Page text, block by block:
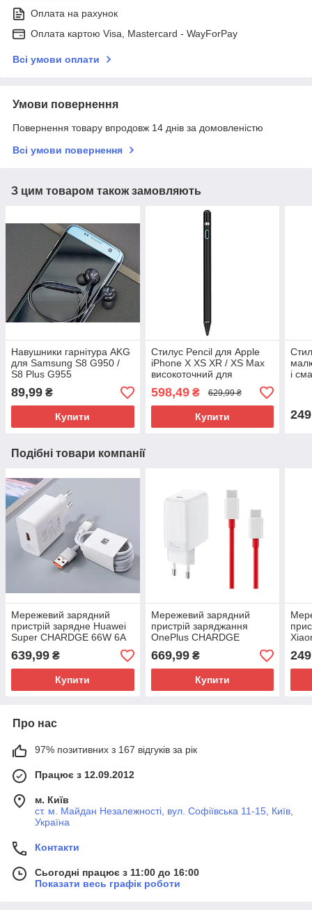
Оплата на рахунок
Оплата картою Visa, Mastercard - WayForPay
Всі умови оплати
Умови повернення
Повернення товару впродовж 14 днів за домовленістю
Всі умови повернення
З цим товаром також замовляють
Навушники гарнітура AKG
для Samsung S8 G950 /
S8 Plus G955
89,99 ₴
Купити
Стилус Pencil для Apple
iPhone X XS XR / XS Max
високоточний для
малювання
598,49₴ 629,99 ₴
Купити
і
Подібні товари компанії
Мережевий зарядний
пристрій зарядне Huawei
Super CHARDGE 66W 6A
639,99 ₴
Купити
Мережевий зарядний
пристрій заряджання
OnePlus CHARDGE
TURBO 65 W Type-C 2 в 1
Оригінал
669,99₴
Купити
Про нас
97% позитивних з 167 відгуків за рік
Працює з 12.09.2012
м. Київ
ст. м. Майдан Незалежності, вул. Софіївська 11-15, Київ,
Україна
Контакти
Сьогодні працює з 11:00 до 16:00
Показати весь графік роботи